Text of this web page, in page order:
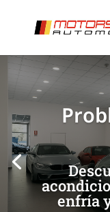
enfría
[/et_pb_slide] [/